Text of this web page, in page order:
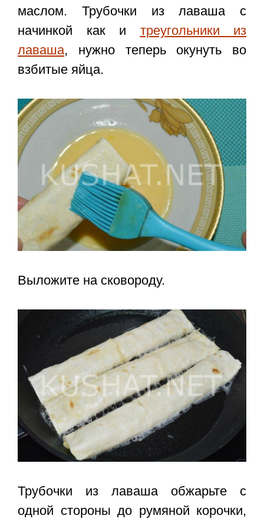
маслом. Трубочки из лаваша с
начинкой как и треугольники из
лаваша, нужно теперь окунуть во
взбитые яйца.
Выложите на сковороду.
Трубочки из лаваша обжарьте с
одной стороны до румяной корочки,